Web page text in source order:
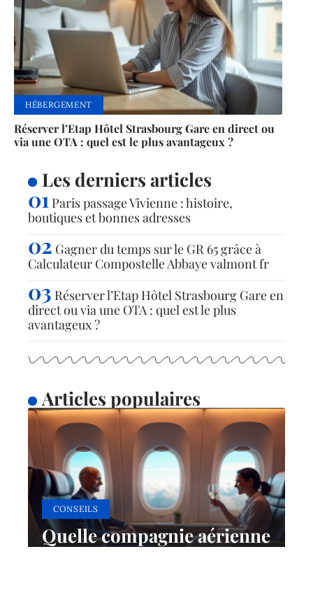
HÉBERGEMENT
Réserver l’Etap Hôtel Strasbourg Gare en direct ou
via une OTA : quel est le plus avantageux ?
Les derniers articles
Paris passage Vivienne : histoire,
boutiques et bonnes adresses
Gagner du temps sur le GR 65 grâce à
Calculateur Compostelle Abbaye valmont fr
Réserver l’Etap Hôtel Strasbourg Gare en
direct ou via une OTA : quel est le plus
avantageux ?
Articles populaires
CONSEILS
Quelle compagnie aérienne
de luxe domine vraiment le